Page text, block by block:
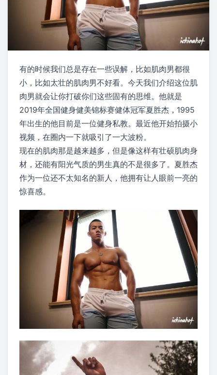
有的时候我们总是存在一些误解，比如肌肉男都很
小，比如太壮的肌肉男不好看。今天我们介绍这位肌
肉男就会让你打破你们这些固有的思维。他就是
2019年全国健身健美锦标赛健体冠军夏胜杰，1995
年出生的他目前是一位健身私教。最近他开始拍摄小
视频，在圈内一下就吸引了一大波粉。
现在的肌肉那是越来越多，但是像这样有壮硕肌肉身
材，还能有阳光气质的男生真的不是很多了。夏胜杰
作为一位还不太知名的新人，他拥有让人眼前一亮的
惊喜感。